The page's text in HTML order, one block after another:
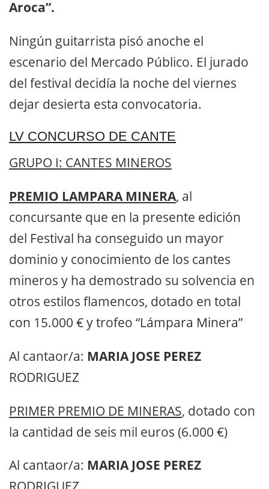
Aroca”.
Ningún guitarrista pisó anoche el
escenario del Mercado Público. El jurado
del festival decidía la noche del viernes
dejar desierta esta convocatoria.
LV CONCURSO DE CANTE
GRUPO I: CANTES MINEROS
PREMIO LAMPARA MINERA, al
concursante que en la presente edición
del Festival ha conseguido un mayor
dominio y conocimiento de los cantes
mineros y ha demostrado su solvencia en
otros estilos flamencos, dotado en total
con 15.000 € y trofeo “Lámpara Minera”
Al cantaor/a: MARIA JOSE PEREZ
RODRIGUEZ
PRIMER PREMIO DE MINERAS, dotado con
la cantidad de seis mil euros (6.000 €)
Al cantaor/a: MARIA JOSE PEREZ